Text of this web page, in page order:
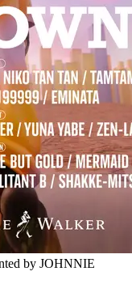
by JOHNNIE